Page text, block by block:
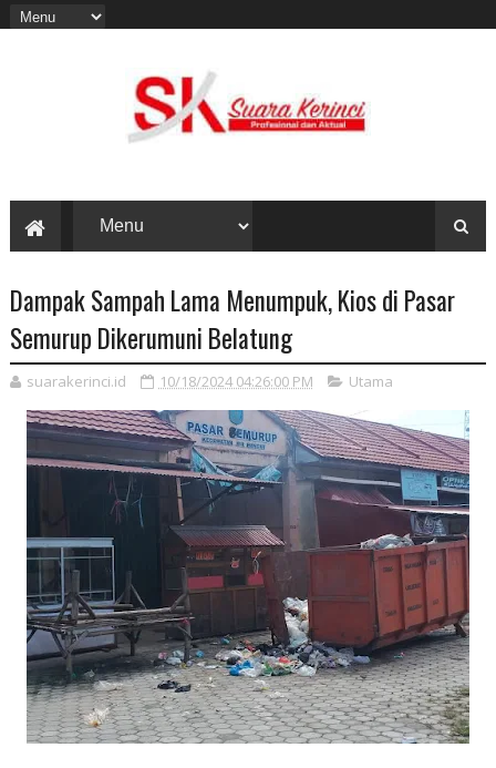
Dampak Sampah Lama Menumpuk, Kios di Pasar
Semurup Dikerumuni Belatung
suarakerinci.id 10/18/2024 04:26:00 PM Utama